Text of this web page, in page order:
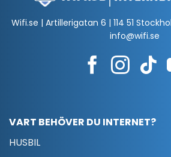
Wifi.se | Artillerigatan 6 | 114 51
info@wifi.se
VART BEHÖVER DU INTERNET?
HUSBIL